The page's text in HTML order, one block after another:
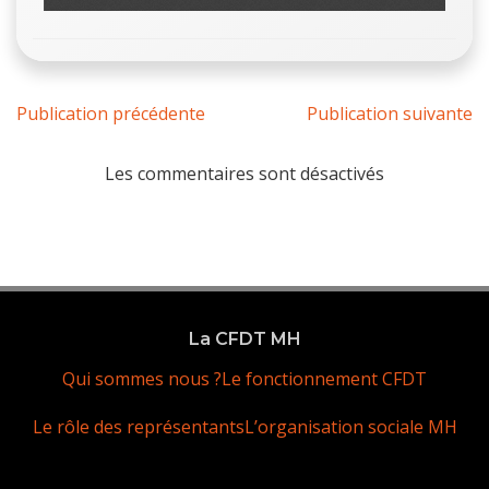
Publication précédente Publication suivante
Les commentaires sont désactivés
La CFDT MH
Qui sommes nous ?Le fonctionnement CFDT
Le rôle des représentantsL’organisation sociale MH